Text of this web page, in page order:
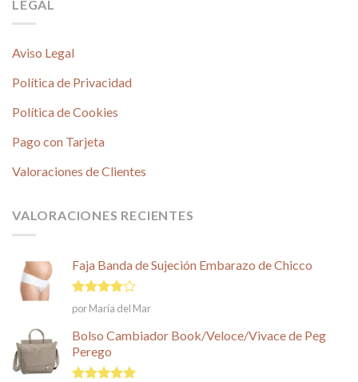
LEGAL
Aviso Legal
Política de Privacidad
Política de Cookies
Pago con Tarjeta
Valoraciones de Clientes
VALORACIONES RECIENTES
Faja Banda de Sujeción Embarazo de Chicco
Valorado
en
5
por María del Mar
Bolso Cambiador Book/Veloce/Vivace de Peg
Perego